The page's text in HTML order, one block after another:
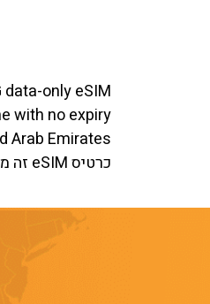
data-only eSIM.
with no expiry.
Arab Emirates.
כרטיס eSIM זה מיועד לנסיעות לאיחוד האמירויות הערביות.